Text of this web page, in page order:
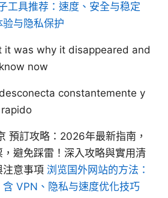
工具推荐：速度、安全与稳定
与隐私保护
it was why it disappeared and
now
constantemente y
預訂攻略：2026年最新指南，
避免踩雷！深入攻略與實用清
意事項 浏览国外网站的方法：
VPN、隐私与速度优化技巧